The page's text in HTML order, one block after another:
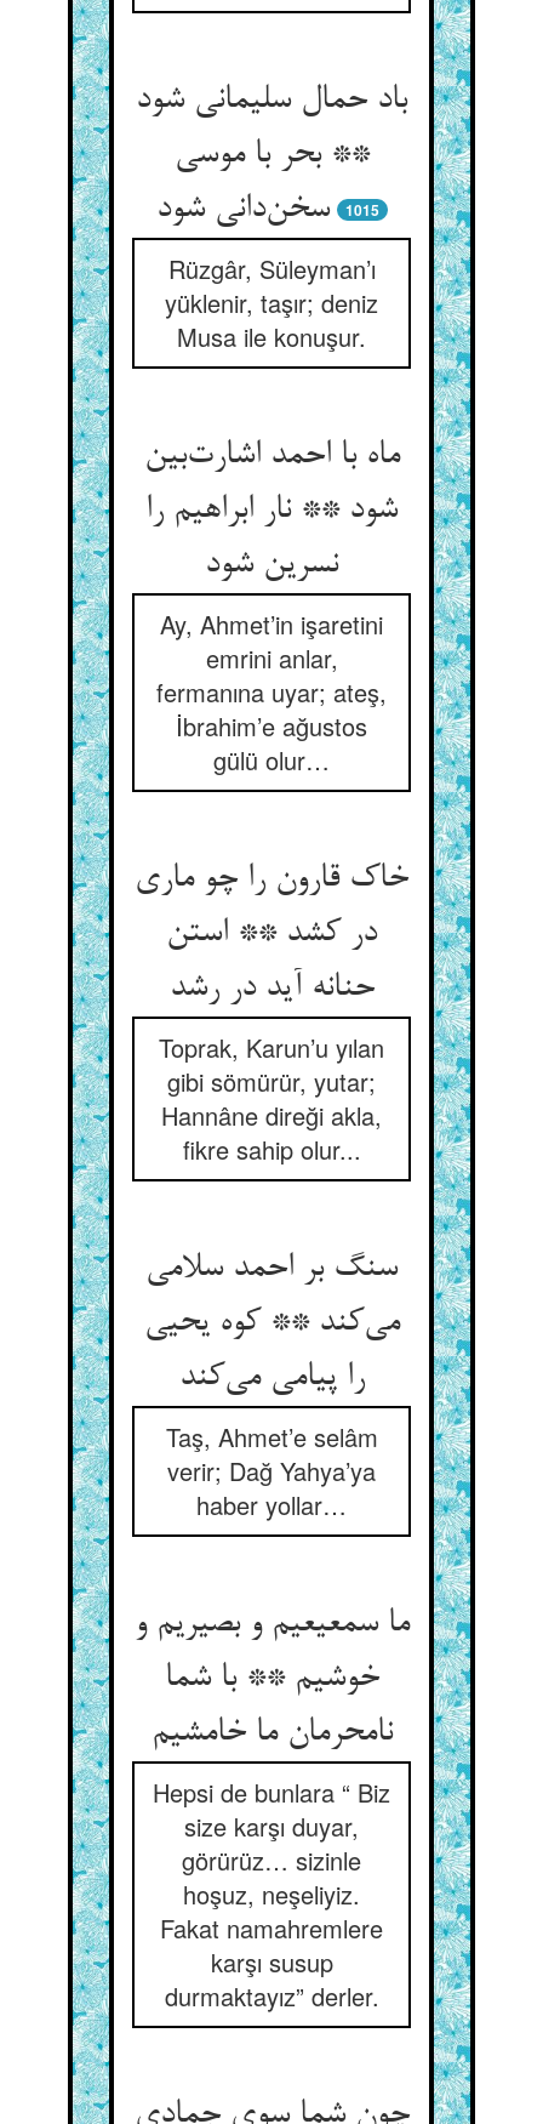
باد حمال سلیمانی شود
** بحر با موسی
سخن‌دانی شود
1015
Rüzgâr, Süleyman’ı
yüklenir, taşır; deniz
Musa ile konuşur.
ماه با احمد اشارت‌بین
شود ** نار ابراهیم را
نسرین شود
Ay, Ahmet’in işaretini
emrini anlar,
fermanına uyar; ateş,
İbrahim’e ağustos
gülü olur…
خاک قارون را چو ماری
در کشد ** استن
حنانه آید در رشد
Toprak, Karun’u yılan
gibi sömürür, yutar;
Hannâne direği akla,
fikre sahip olur...
سنگ بر احمد سلامی
می‌کند ** کوه یحیی
را پیامی می‌کند
Taş, Ahmet’e selâm
verir; Dağ Yahya’ya
haber yollar…
ما سمعیعیم و بصیریم و
خوشیم ** با شما
نامحرمان ما خامشیم
Hepsi de bunlara “ Biz
size karşı duyar,
görürüz… sizinle
hoşuz, neşeliyiz.
Fakat namahremlere
karşı susup
durmaktayız” derler.
چون شما سوی جمادی